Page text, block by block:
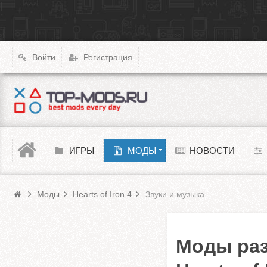
Войти Регистрация
Моды HoI 4
ИГРЫ МОДЫ
XCOM: Chimera Squad
Cyberpunk 2077
Teardown
Melon Playground
Barotrauma НОВОСТИ
Моды Hearts of Iron 4 Звуки и музыка
Моды